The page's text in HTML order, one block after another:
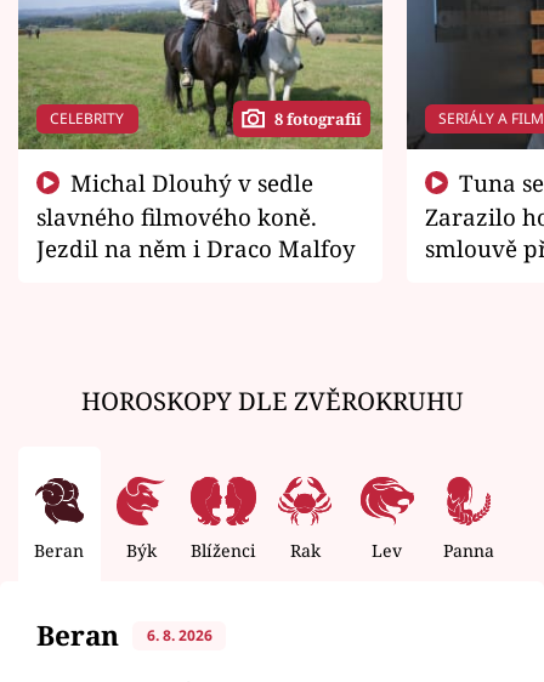
CELEBRITY 8 fotografií
slavného filmového koně.
Jezdil na něm i Draco Malfoy
SERIÁLY A
Zarazilo
smlouvě
HOROSKOPY DLE ZVĚROKRUHU
Beran Býk Blíženci Rak Lev Panna
Beran 6. 8. 2026